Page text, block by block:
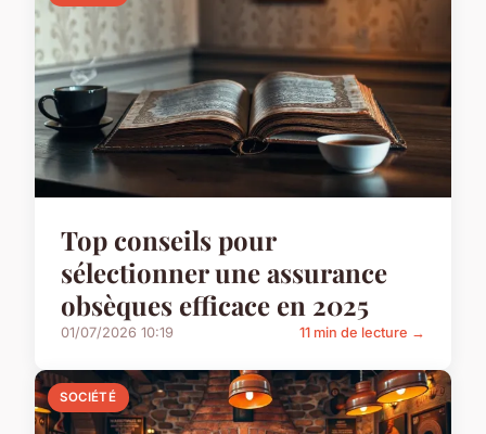
Top conseils pour
sélectionner une assurance
obsèques efficace en 2025
01/07/2026 10:19 11 min de lecture →
SOCIÉTÉ